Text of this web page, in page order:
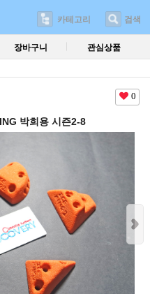
카테고리 검색
장바구니 관심상품
0
박희용 시즌2-8